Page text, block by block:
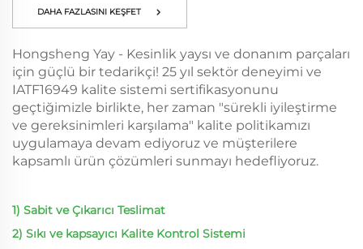
DAHA FAZLASINI KEŞFET
Hongsheng Yay - Kesinlik yaysı ve donanım parçaları
için güçlü bir tedarikçi! 25 yıl sektör deneyimi ve
IATF16949 kalite sistemi sertifikasyonunu
geçtiğimizle birlikte, her zaman "sürekli iyileştirme
ve gereksinimleri karşılama" kalite politikamızı
uygulamaya devam ediyoruz ve müşterilere
kapsamlı ürün çözümleri sunmayı hedefliyoruz.
1) Sabit ve Çıkarıcı Teslimat
2) Sıkı ve kapsayıcı Kalite Kontrol Sistemi